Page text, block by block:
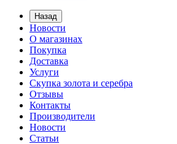
Назад
Новости
О магазинах
Покупка
Доставка
Услуги
Скупка золота и серебра
Отзывы
Контакты
Производители
Новости
Статьи